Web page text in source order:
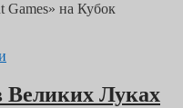
Games» на Кубок
Великих Луках